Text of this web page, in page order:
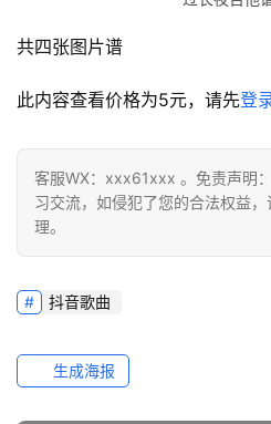
共四张图片谱
此内容查看价格为5元，请先登
客服WX：xxx61xxx 。免责声明
习交流，如侵犯了您的合法权益
理。
抖音歌曲
生成海报